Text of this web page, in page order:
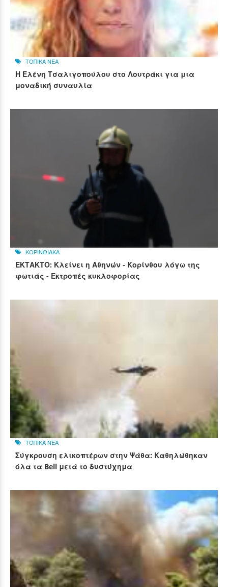
ΤΟΠΙΚΑ ΝΕΑ
Η Ελένη Τσαλιγοπούλου στο Λουτράκι για μια
μοναδική συναυλία
ΚΟΡΙΝΘΙΑΚΑ
ΕΚΤΑΚΤΟ: Κλείνει η Αθηνών - Κορίνθου λόγω της
φωτιάς - Εκτροπές κυκλοφορίας
ΤΟΠΙΚΑ ΝΕΑ
Σύγκρουση ελικοπτέρων στην Ψάθα: Καθηλώθηκαν
όλα τα Bell μετά το δυστύχημα